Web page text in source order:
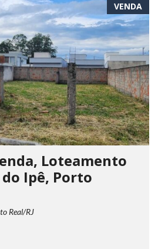
VENDA
Loteamento
Ipê, Porto
Real/RJ